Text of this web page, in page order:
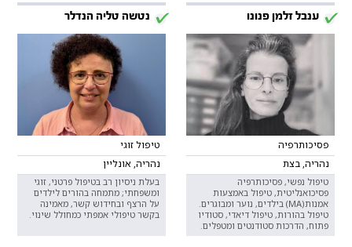
ענבל זלמן פנונו
פסיכותרפיה
נהריה, בצת
טיפול נפשי, פסיכותרפיה
פסיכואנליטית, טיפול באמצעות
אמנות(MA) בילדים, נוער ומבוגרים.
טיפול בהורות, טיפול דיאדי, סטודיו
פתוח, הדרכות סטודנטים ומטפלים.
נטשה טליה הנדלר
טיפול זוגי
נהריה, אונליין
בעלת ניסיון רב בטיפול פרטני, זוגי
ומשפחתי; מתמחה בהורים לילדים
על הרצף ובחידוש קשר, מאמינה
בקשר טיפולי אמפתי כמחולל שינוי.